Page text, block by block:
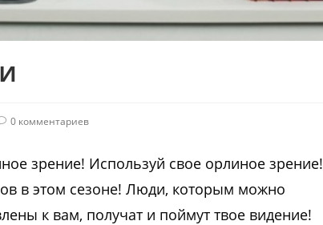
0 комментариев
зрение! Используй свое орлиное зрение!
в этом сезоне! Люди, которым можно
к вам, получат и поймут твое видение!